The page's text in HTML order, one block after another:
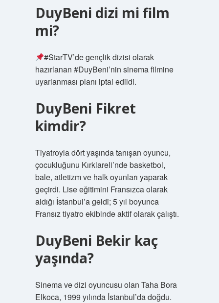
DuyBeni dizi mi film
mi?
#StarTV’de gençlik dizisi olarak
hazırlanan #DuyBeni’nin sinema filmine
uyarlanması planı iptal edildi.
DuyBeni Fikret
kimdir?
Tiyatroyla dört yaşında tanışan oyuncu,
çocukluğunu Kırklareli’nde basketbol, ​​
bale, atletizm ve halk oyunları yaparak
geçirdi. Lise eğitimini Fransızca olarak
aldığı İstanbul’a geldi; 5 yıl boyunca
Fransız tiyatro ekibinde aktif olarak çalıştı.
DuyBeni Bekir kaç
yaşında?
Sinema ve dizi oyuncusu olan Taha Bora
Elkoca, 1999 yılında İstanbul’da doğdu.